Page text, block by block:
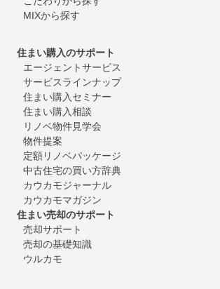
MIXから探す
住まい購入のサポート
エージェントサービス
サービスラインナップ
住まい購入セミナー
住まい購入相談
リノベ物件見学会
物件提案
定額リノベパッケージ
中古住宅の買い方辞典
カウカモジャーナル
カウカモマガジン
住まい売却のサポート
売却サポート
売却の基礎知識
ウルカモ